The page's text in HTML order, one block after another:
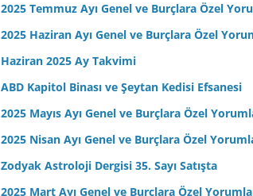
2025 Temmuz Ayı Genel ve Burçlara Özel
2025 Haziran Ayı Genel ve Burçlara Özel
Haziran 2025 Ay Takvimi
ABD Kapitol Binası ve Şeytan Kedisi Efsanesi
2025 Mayıs Ayı Genel ve Burçlara Özel
2025 Nisan Ayı Genel ve Burçlara Özel
Zodyak Astroloji Dergisi 35. Sayı Satışta
2025 Mart Ayı Genel ve Burçlara Özel